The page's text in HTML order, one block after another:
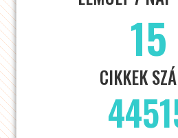
15
CIKKEK